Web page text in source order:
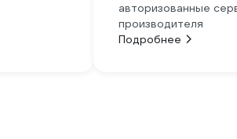
авторизованные
производителя
Подробнее